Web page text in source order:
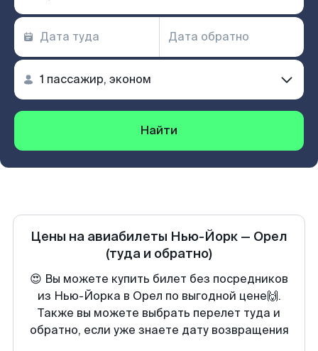
Найти
Цены на авиабилеты Нью-Йорк — Орел
(туда и обратно)
😍 Вы можете купить билет без посредников
из Нью-Йорка в Орел по выгодной цене🙌.
Также вы можете выбрать перелет туда и
обратно, если уже знаете дату возвращения